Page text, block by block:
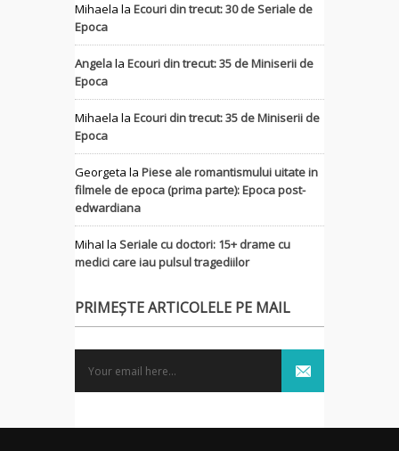
Mihaela la Ecouri din trecut: 30 de Seriale de
Epoca
Angelala Ecouri din trecut: 35 de Miniserii de
Epoca
Mihaela la Ecouri din trecut: 35 de Miniserii de
Epoca
Georgeta la Piese ale romantismului uitate in
filmele de epoca (prima parte): Epoca post-
edwardiana
MihaI la Seriale cu doctori: 15+ drame cu
medici care iau pulsul tragediilor
PRIMEȘTE ARTICOLELE PE MAIL